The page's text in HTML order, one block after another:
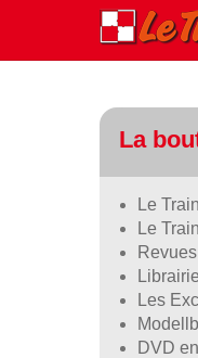
La
Le Train
Le
Librairie
Les
DVD